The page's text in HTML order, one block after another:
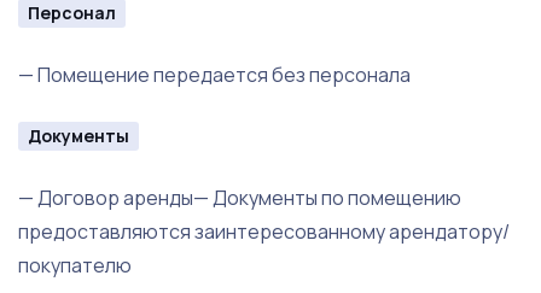
✓ готовая медицинская планировка;
✓ дорогостоящий ремонт;
✓ мебель и имущество остаются;
✓ возможность существенно сократить сроки и
затраты на запуск проекта;
Персонал
— Помещение передается без персонала
Документы
— Договор аренды— Документы по помещению
предоставляются заинтересованному арендатору/
покупателю